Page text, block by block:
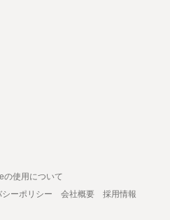
の使用について
シーポリシー 会社概要
採用情報